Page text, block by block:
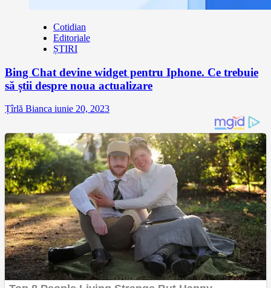
Cotidian
Editoriale
ȘTIRI
Bing Chat devine widget pentru Iphone. Ce trebuie
să știi despre noua actualizare
Țîrlă Bianca iunie 20, 2023